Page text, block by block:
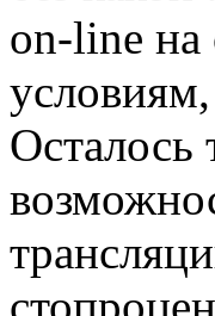
on-line на
Осталось